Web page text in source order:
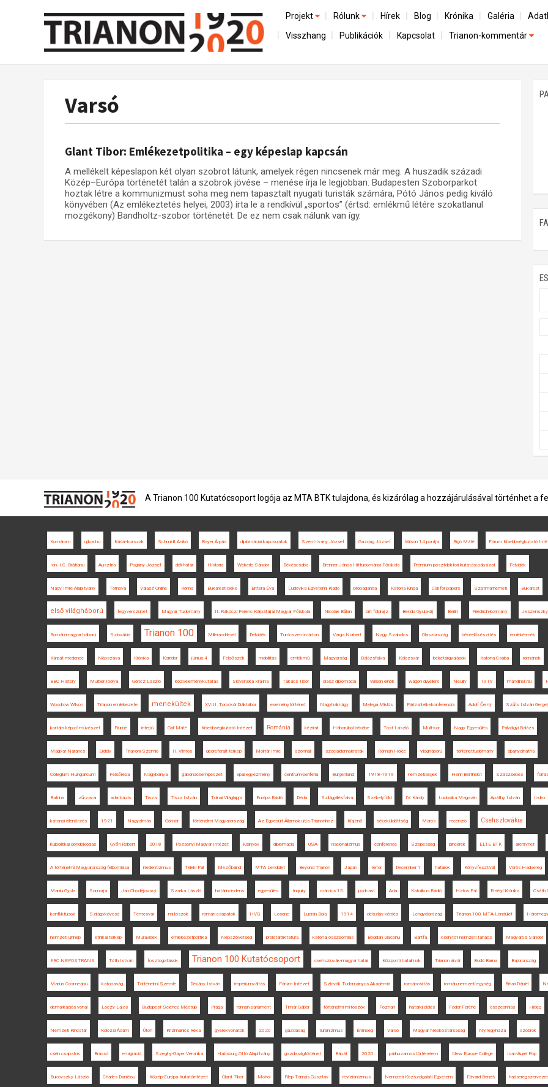
Projekt
Előzmények
Az összeomlás és a magyar társadalom
Utókor és emlékezet
Rólunk
A kutatócsoport működéséről
Hírek Blog Krónika Galéria
Visszhang Publikációk Kapcsolat Trianon-kommentár
Varsó
Glant Tibor: Emlékezetpolitika – egy képeslap kapcsán
A mellékelt képeslapon két olyan szobrot látunk, amelyek régen nincsenek már meg. A huszadik századi
Közép–Európa történetét talán a szobrok jövése – menése írja le legjobban. Budapesten Szoborparkot
hoztak létre a kommunizmust soha meg nem tapasztalt nyugati turisták számára, Pótó János pedig kiváló
könyvében (Az emlékeztetés helyei, 2003) írta le a rendkívül „sportos” (értsd: emlékmű létére szokatlanul
mozgékony) Bandholtz-szobor történetét. De ez nem csak nálunk van így.
A Trianon 100 Kutatócsoport logója az MTA BTK tulajdona, és kizárólag a hozzájárulásával történhet a
Komárom ujkor.hu Kádár-korszak Schmidt Anikó Bayer Árpád diplomáciai kapcsolatok Szent-Ivány József Gazdag József Wilson 14 pontja Rigó Máté Fórum Kisebbségkutató
Ion. I.C. Brătianu Ausztria Pogány József déli határ História Wekerle Sándor Békéscsaba Brenner János Hittudományi Főiskola Prémium posztdoktori kutatási pályázat Felvidék
Nagy Imre Alapítvány Tornova Válasz Online Róma Bukaresti béke Bittera Éva Ludovika Egyetemi Kiadó propaganda Katona Kinga Call for papers Szatmárnémeti Bukarest
első világháború fegyverszünet Magyar Tudomány II. Rákóczi Ferenc Kárpátaljai Magyar Főiskola Nicolae Bălan brit földrajz Benda Gyula-díj Berlin Friedrich-kormány Jeszenszky
Román-magyar háború Szlovákia Trianon 100 Millerand-levél Délvidék Turócszentmárton Varga Norbert Nagy Szabolcs Olaszország békeelőkészítés emlékérmék
Kárpát-medence Népszava Krónika Korridor június 4. Felsőszék mobilitás emlékmű Magyarság Balázsfalva Kolozsvár béketárgyalások Katona Csaba románok
BBC History Murber Ibolya Göncz László közvéleménykutatás Slovenska Krajina Takács Tibor olasz diplomácia Wilson elnök wagon dwellers Neuilly 1919 mandiner.hu
Woodrow Wilson Trianon emlékezete menekültek XVIII. Torockói Diáktábor eseménytörténet Nagyhalmágy Melega Miklós Párizsi békekonferencia Adolf Černý Szűts István
kortárs képzőművészet Fiume interjú Gali Máté Kisebbségkutató Intézet Románia kézirat Háborúból békébe Tost László Múlt-kor Nagy Egyesülés Pálvölgyi Balázs
Magyar Narancs Erdély Trianoni Szemle II. Vilmos georeferált térkép Molnár Imre azonnali szociáldemokraták Roman Holec világháború történettudomány spanyolnátha
Collegium Hungaricum Felsőrépa Nagybánya gabonacsempészet spai egyezmény centrum-periféria Burgenland 1918-1919 nemzetiségek Henri Berthelot Szászsebes
Batrina zűrzavar adatbázis Tisza Tisza István Tolnai Világlapja Európa Rádió Déda Szilágyillésfalva Székelyföld IV. Károly Ludovika Magazin Apáthy István Index
katonai ellenőrzés 1921 Nagyalmás Gömör történelmi Magyarország Az Egyesült Államok útja Trianonhoz Kisjenő békeküldöttség Maros recenzió Csehszlovákia
külpolitikai gondolkodás Győri Róbert 2018 Pozsonyi Magyar Intézet Kisinyov diplomácia USA nacionalizmus conference Szepesség pincérek ELTE BTK archívnet
A történelmi Magyarország felbomlása irredentizmus Teleki Pál Mezőbánd MTA Lendület Beyond Trianon Japán terror December 1 határok Könyvfesztivál Vörös Hadsereg
Maniu Gyula Somorja Jan Chodějovský Szarka László határincindens egyesülés Inquiry március 15. podcast Ada Katolikus Rádió Hatos Pál Erdélyi Krónika Csáth
konfliktusok Szilágykövesd Temesvár mítoszok román csapatok HVG Losonc Lucian Boia 1914 délszláv kérdés Lengyelország Trianon 100 MTA-Lendület
nemzeti ünnep etnikai térkép Muravidék emlékezetpolitika Népszövetség proletárdiktatúra katonai összeomlás Bogdan Diaconu Bártfa cseh-tót nemzeti tanács Magyarosi Sándor
ERC NEPOSTRANS Tóth István fosztogatások Trianon 100 Kutatócsoport csehszlovák-magyar határ Központi hatalmak Trianon árvái Bodó Barna Bajorország
Marius Cosmeanu katonaság Történelmi Szemle Dékány István impériumváltás Fórum Intézet Szlovák Tudományos Akadémia románosítás román nemzeti egység Bihari Dániel
demarkációs vonal Lóczy Lajos Budapest Science Meetup Prága román parlament Timár Gábor történelmi mítoszok Poznan határkijelölés Fodor Ferenc összeomlás Hideg
Nemzeti Kincstár Kolozsi Ádám Úton Krizmanics Réka gyerekvonatok 2020 gazdaság turanizmus Éhínség Varsó Magyar Népköztársaság Nyíregyháza szobrok
cseh csapatok Brassó emigráció Szeghy-Gayer Veronika Habsburg Ottó Alapítvány gazdaságtörténet Bánát 2020. párhuzamos történelem New Europe College Ioan-Aurel Pop
Bukovszky László Charles Daniélou Közép-Európa Kutatóintézet Glant Tibor Mohol Filep Tamás Gusztáv revizionizmus Nemzeti Közszolgálati Egyetem Edvard Beneš